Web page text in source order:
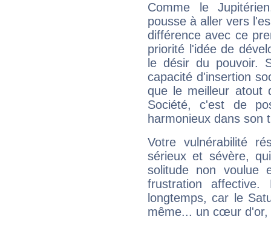
Comme le
pousse à aller vers
différence avec ce
priorité l'idée de
le désir du pouvoir.
capacité d'insertion
que le meilleur atout
Société, c'est de
harmonieux dans son
Votre vulnérabilité
sérieux et sévère,
solitude non voulue
frustration
longtemps, car le
même... un cœur d'or,